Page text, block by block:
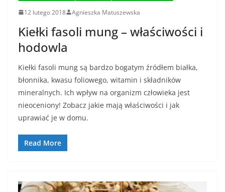
12 lutego 2018 Agnieszka Matuszewska
Kiełki fasoli mung – właściwości i
hodowla
Kiełki fasoli mung są bardzo bogatym źródłem białka,
błonnika, kwasu foliowego, witamin i składników
mineralnych. Ich wpływ na organizm człowieka jest
nieoceniony! Zobacz jakie mają właściwości i jak
uprawiać je w domu.
Read More